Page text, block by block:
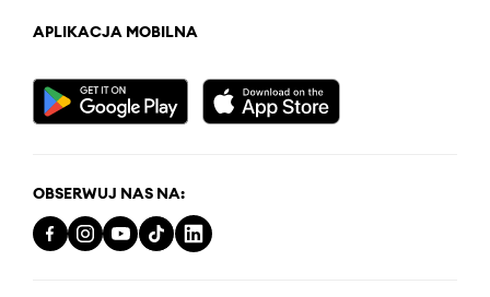
APLIKACJA MOBILNA
OBSERWUJ NAS NA: